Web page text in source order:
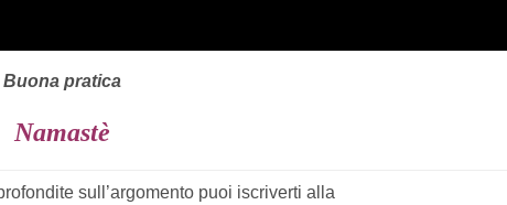
Buona pratica
Namastè
sull’argomento puoi iscriverti alla